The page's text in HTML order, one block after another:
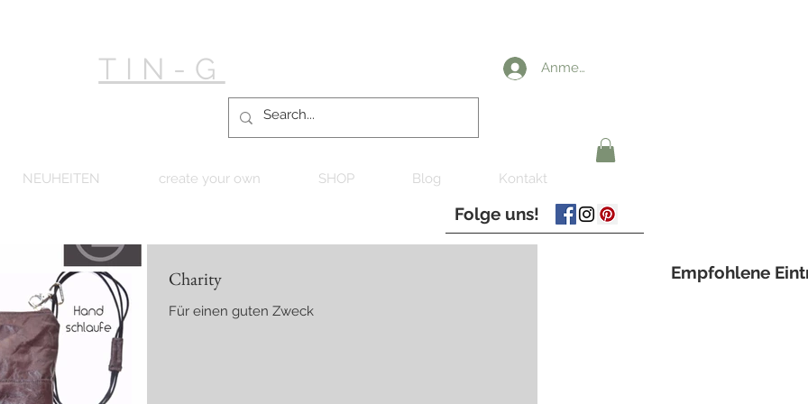
TIN-G Anmelden
NEUHEITEN create your own SHOP Blog Kontakt
Folge uns!
Charity
Für einen guten Zweck
Empfohlene